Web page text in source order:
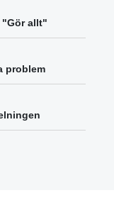
"Gör allt"
problem